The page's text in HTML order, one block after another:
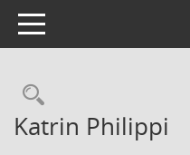
Toggle navigation
Katrin Philippi